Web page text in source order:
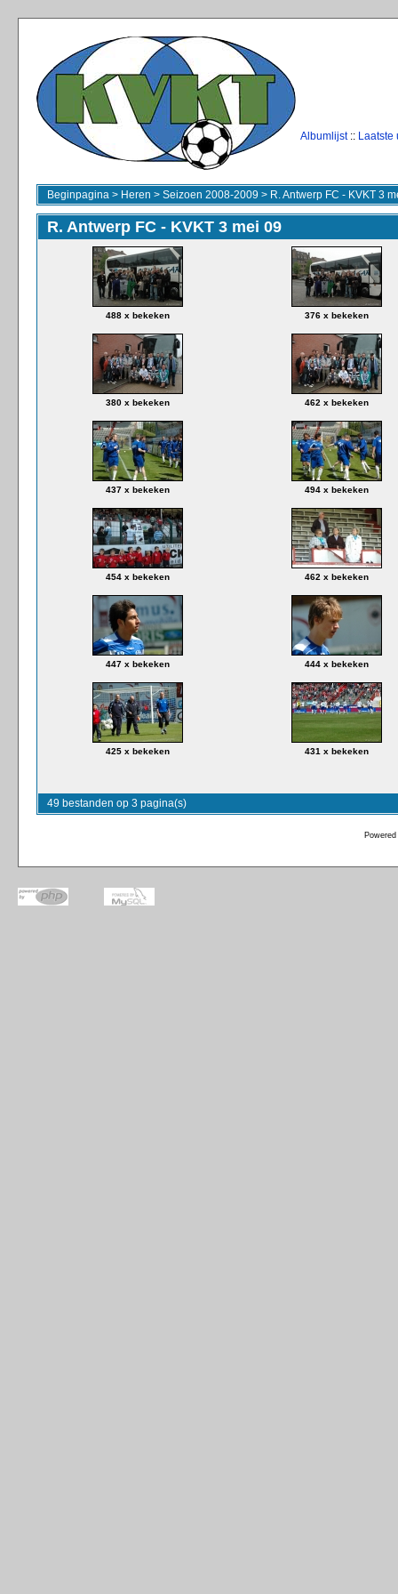
Albumlijst:: Laatste
Beginpagina > Heren > Seizoen 2008-2009 > R. Antwerp FC - KVKT 3
R. Antwerp FC - KVKT 3 mei 09
488 x bekeken 376 x bekeken
380 x bekeken 462 x bekeken
437 x bekeken 494 x bekeken
454 x bekeken 462 x bekeken
447 x bekeken 444 x bekeken
425 x bekeken 431 x bekeken
49 bestanden op 3 pagina(s)